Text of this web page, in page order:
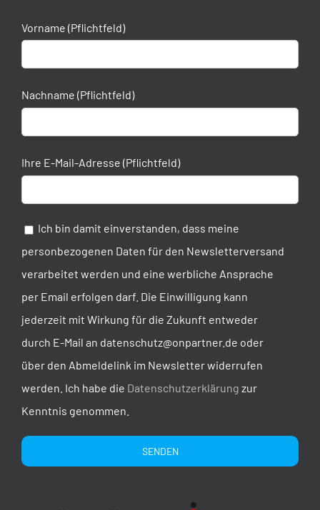
Vorname (Pflichtfeld)
Nachname (Pflichtfeld)
Ihre E-Mail-Adresse (Pflichtfeld)
Ich bin damit einverstanden, dass meine
personbezogenen Daten für den Newsletterversand
verarbeitet werden und eine werbliche Ansprache
per Email erfolgen darf. Die Einwilligung kann
jederzeit mit Wirkung für die Zukunft entweder
durch E-Mail an datenschutz@onpartner.de oder
über den Abmeldelink im Newsletter widerrufen
werden. Ich habe die Datenschutzerklärung zur
Kenntnis genommen.